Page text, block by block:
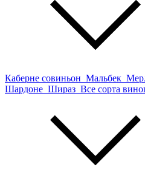
Каберне совиньон Мальбек
Шардоне Шираз Все сорта